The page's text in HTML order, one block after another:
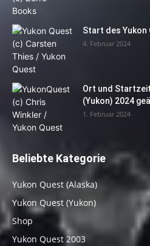
Start des Yukon
4. Februar 2024
Ort und
(Yukon) 2024
1. Februar 2024
Beliebte Kategorie
Yukon Quest (Alaska)
Yukon Quest (Yukon)
Shop
Yukon Quest 2003